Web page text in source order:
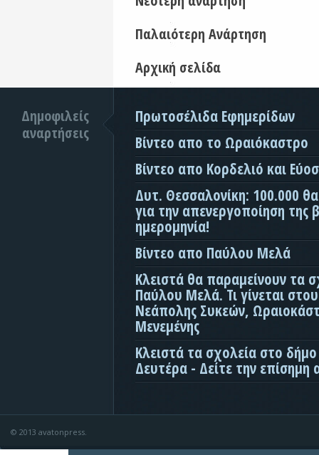
Παλαιότερη Ανάρτηση
Αρχική σελίδα
Δημοφιλείς
αναρτήσεις
Πρωτοσέλιδα Εφημερίδων
Βίντεο απο το Ωραιόκαστρο
Βίντεο απο Κορδελιό και
Δυτ. Θεσσαλονίκη: 100.000
για την απενεργοποίηση της
ημερομηνία!
Βίντεο απο Παύλου Μελά
Κλειστά θα παραμείνουν τα
Παύλου Μελά. Τι γίνεται
Νεάπολης Συκεών,
Μενεμένης
Κλειστά τα σχολεία στο
Δευτέρα - Δείτε την επίσημη
© 2013 avatonpress.